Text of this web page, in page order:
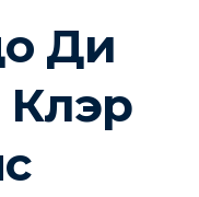
Ди
Клэр